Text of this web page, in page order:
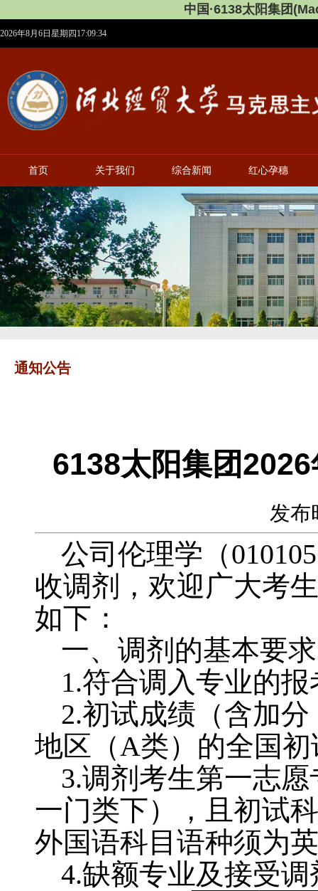
中国·6138太阳集团
2026年8月6日星期四17:09:35
首页 关于我们 综合新闻 红心孕穗
通知公告
6138太阳集团
发
公司伦理学（010105
收调剂，欢迎广大考
如下：
一、调剂的基本要求
1.符合调入专业的
2.初试成绩（含加
地区（A类）的全国
3.调剂考生第一志
一门类下），且初试
外国语科目语种须为
4.缺额专业及接受